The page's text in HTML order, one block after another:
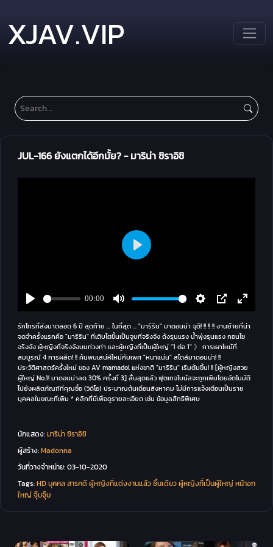
XJAV.VIP
JUL-166 ยังแตกได้อีกมั้ย? - มาริน่า ชิราอิชิ
รักโทรที่ส่งมาตลอด 6 ปี สุดท้าย ... ในที่สุด ... "มาริริน" มาดอนน่า จุติ! !! !! !! งานย้ายที่น่า
จดจำครั้งแรกคือ "มาริริน" ที่เติบโตขึ้นเป็นจูบที่จริงจัง ด้งรุนแรง น้ำพุ่งรุนแรง กอนโซ
จริงจัง ผู้หญิงที่จริงจังบนท่วงท่า และผู้หญิงที่เป็นผู้ใหญ่ "1 ต่อ 1" 》 การเผาไหม้ที่
สมบูรณ์ 4 การผลิต! !! ค้นพบเสน่ห์ใหม่กับเพศ "หนาแน่น" สไตล์มาดอนน่า! !!
ประวัติศาสตร์ครั้งใหม่ ของ AV mamadol แห่งชาติ "มาริริน" เริ่มต้นขึ้น! !! [ผู้หญิงสวย
ผู้ใหญ่ No.1! มาดอนน่าลด 30% ครั้งที่ 3] สิ้นสุดแล้ว ฟุตเทจโบนัสจะถูกเพิ่มโดยอัตโนมัติ
ไปยังผลิตภัณฑ์ที่คุณซื้อ (วิดีโอ) ประมาณต้นเดือนสิงหาคม ไม่มีการแจ้งเตือนเป็นราย
บุคคลในขณะที่เพิ่ม * คลิกที่นี่เพื่อดูรายละเอียด เช่น ข้อมูลสิทธิพิเศษ
นักแสดง:มาริน่า ชิราอิชิ
ผู้สร้าง:Madonna
วันที่วางจำหน่าย:03-10-2020
Tags:HDบุคคลสารคดีผู้หญิงที่แต่งงานแล้วชิ้นเดียวผู้หญิงที่เป็นผู้ใหญ่หน้าอก
ใหญ่จุ๊บจุ๊บ